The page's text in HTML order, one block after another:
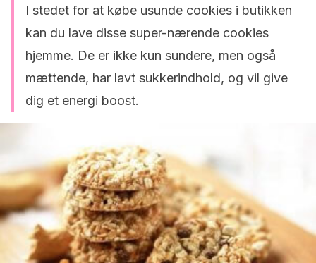
I stedet for at købe usunde cookies i butikken
kan du lave disse super-nærende cookies
hjemme. De er ikke kun sundere, men også
mættende, har lavt sukkerindhold, og vil give
dig et energi boost.